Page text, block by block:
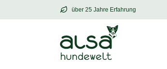
über 25 Jahre Erfahrung
über25 Jahre Erfahrung